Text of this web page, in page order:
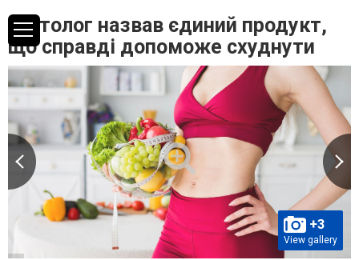
Дієтолог назвав єдиний продукт,
що справді допоможе схуднути
+3
View gallery